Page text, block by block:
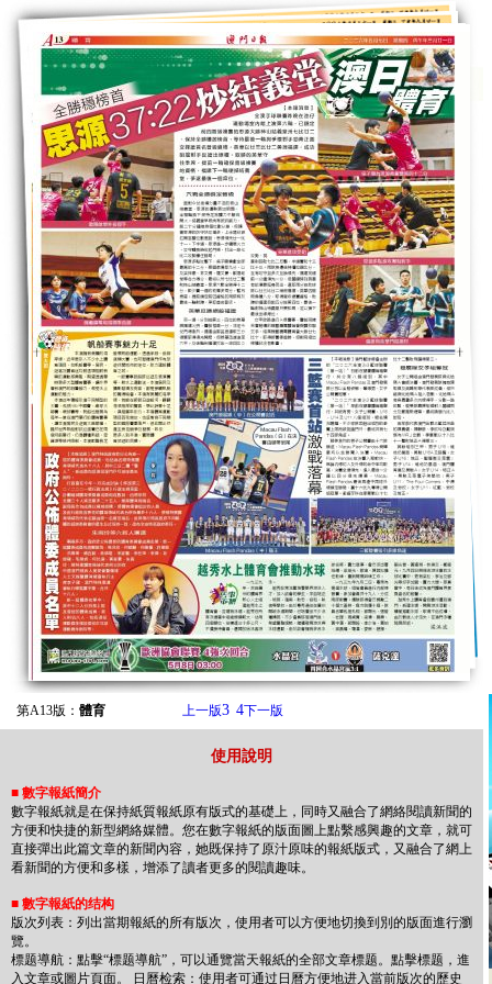
使用說明
■ 數字報紙簡介
數字報紙就是在保持紙質報紙原有版式的基礎上，同時又融合了網絡閱讀新聞的
方便和快捷的新型網絡媒體。您在數字報紙的版面圖上點繫感興趣的文章，就可
直接彈出此篇文章的新聞內容，她既保持了原汁原味的報紙版式，又融合了網上
看新聞的方便和多樣，增添了讀者更多的閱讀趣味。
■ 數字報紙的结构
版次列表：列出當期報紙的所有版次，使用者可以方便地切換到別的版面進行瀏
覽。
標题導航：點擊“標题導航”，可以通覽當天報紙的全部文章標题。點擊標题，進
入文章或圖片頁面。 日曆检索：使用者可通过日曆方便地进入當前版次的歷史
第A13版： 體育 上一版3 4下一版